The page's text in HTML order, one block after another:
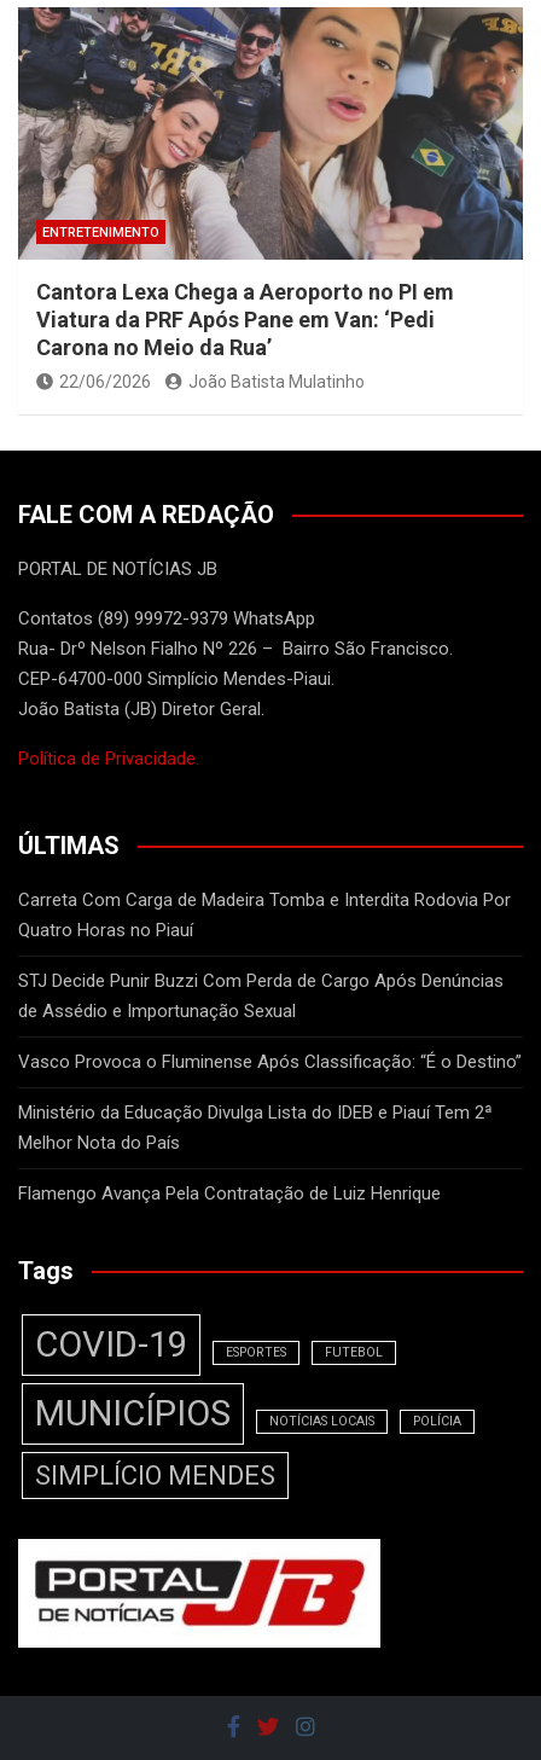
ENTRETENIMENTO
Cantora Lexa Chega a Aeroporto no PI em
Viatura da PRF Após Pane em Van: ‘Pedi
Carona no Meio da Rua’
22/06/2026 João Batista Mulatinho
FALE COM A REDAÇÃO
PORTAL DE NOTÍCIAS JB
Contatos (89) 99972-9379 WhatsApp
Rua- Drº Nelson Fialho Nº 226 – Bairro São Francisco.
CEP-64700-000 Simplício Mendes-Piaui.
João Batista (JB) Diretor Geral.
Política de Privacidade.
ÚLTIMAS
Carreta Com Carga de Madeira Tomba e Interdita Rodovia Por
Quatro Horas no Piauí
STJ Decide Punir Buzzi Com Perda de Cargo Após Denúncias
de Assédio e Importunação Sexual
Vasco Provoca o Fluminense Após Classificação: “É o Destino”
Ministério da Educação Divulga Lista do IDEB e Piauí Tem 2ª
Melhor Nota do País
Flamengo Avança Pela Contratação de Luiz Henrique
Tags
COVID-19 ESPORTES FUTEBOL
MUNICÍPIOS NOTÍCIAS LOCAIS POLÍCIA
SIMPLÍCIO MENDES